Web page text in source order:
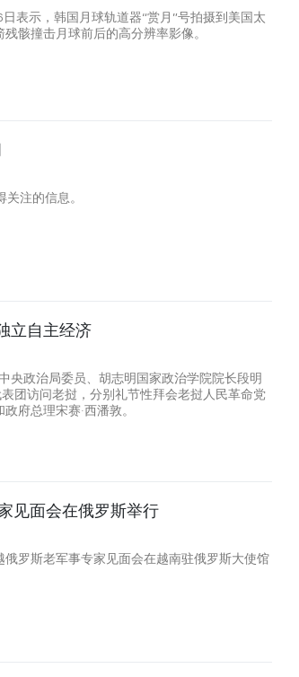
表示，韩国月球轨道器“赏月”号拍摄到美国太
骸撞击月球前后的高分辨率影像。
注的信息。
立自主经济
央政治局委员、胡志明国家政治学院院长段明
团访问老挝，分别礼节性拜会老挝人民革命党
府总理宋赛·西潘敦。
见面会在俄罗斯举行
罗斯老军事专家见面会在越南驻俄罗斯大使馆